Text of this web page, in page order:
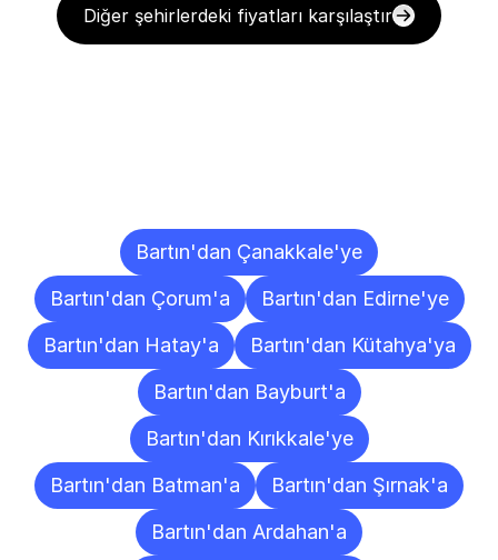
Diğer şehirlerdeki fiyatları karşılaştır
Bartın'dan Çanakkale'ye
Bartın'dan Çorum'a
Bartın'dan Edirne'ye
Bartın'dan Hatay'a
Bartın'dan Kütahya'ya
Bartın'dan Bayburt'a
Bartın'dan Kırıkkale'ye
Bartın'dan Batman'a
Bartın'dan Şırnak'a
Bartın'dan Ardahan'a